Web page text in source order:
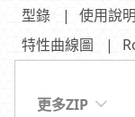
型錄 使用說
特性曲線圖
更多ZIP